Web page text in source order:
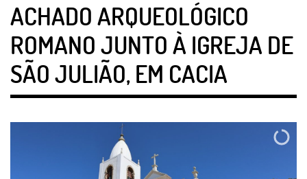
ACHADO ARQUEOLÓGICO
ROMANO JUNTO À IGREJA DE
SÃO JULIÃO, EM CACIA